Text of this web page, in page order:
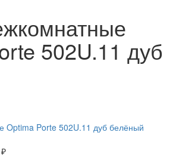
502U.11 дуб